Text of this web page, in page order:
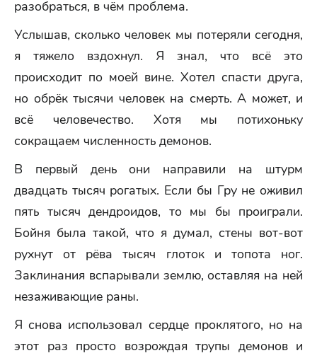
разобраться, в чём проблема.
Услышав, сколько человек мы потеряли сегодня,
я тяжело вздохнул. Я знал, что всё это
происходит по моей вине. Хотел спасти друга,
но обрёк тысячи человек на смерть. А может, и
всё человечество. Хотя мы потихоньку
сокращаем численность демонов.
В первый день они направили на штурм
двадцать тысяч рогатых. Если бы Гру не оживил
пять тысяч дендроидов, то мы бы проиграли.
Бойня была такой, что я думал, стены вот-вот
рухнут от рёва тысяч глоток и топота ног.
Заклинания вспарывали землю, оставляя на ней
незаживающие раны.
Я снова использовал сердце проклятого, но на
этот раз просто возрождая трупы демонов и